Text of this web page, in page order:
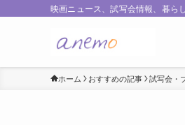
映画ニュース、試写会情報、暮ら
ホーム おすすめの記事 試写会・